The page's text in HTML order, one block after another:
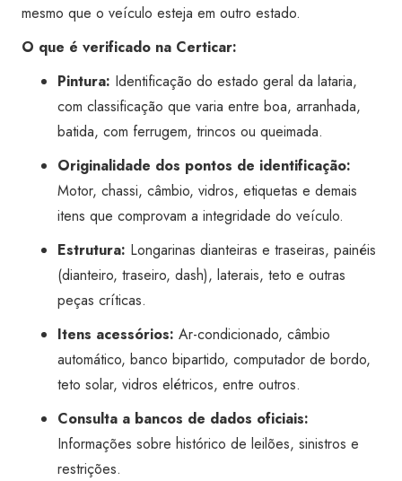
mesmo que o veículo esteja em outro estado.
O que é verificado na Certicar:
Pintura: Identificação do estado geral da lataria,
com classificação que varia entre boa, arranhada,
batida, com ferrugem, trincos ou queimada.
Originalidade dos pontos de identificação:
Motor, chassi, câmbio, vidros, etiquetas e demais
itens que comprovam a integridade do veículo.
Estrutura: Longarinas dianteiras e traseiras, painéis
(dianteiro, traseiro, dash), laterais, teto e outras
peças críticas.
Itens acessórios: Ar-condicionado, câmbio
automático, banco bipartido, computador de bordo,
teto solar, vidros elétricos, entre outros.
Consulta a bancos de dados oficiais:
Informações sobre histórico de leilões, sinistros e
restrições.